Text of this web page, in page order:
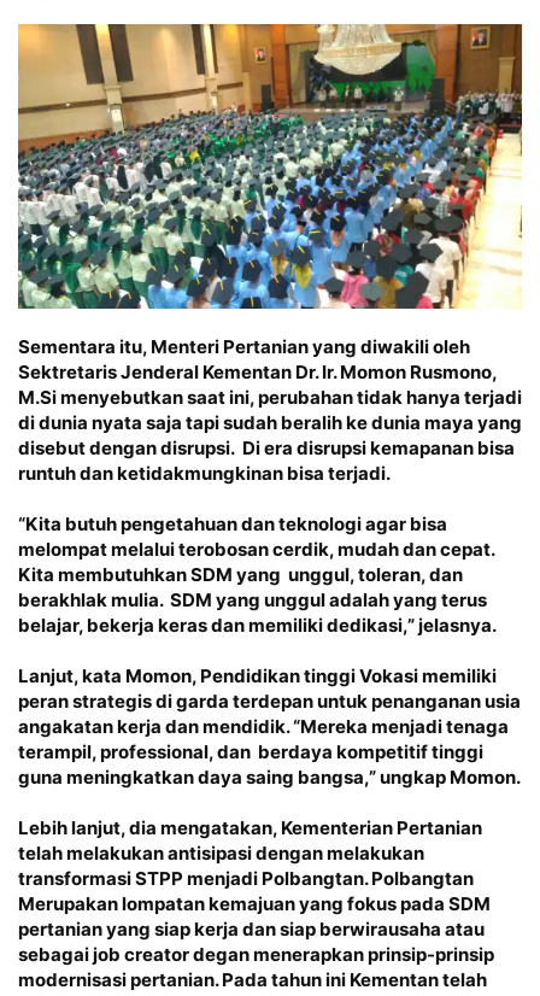
Sementara itu, Menteri Pertanian yang diwakili oleh
Sektretaris Jenderal Kementan Dr. Ir. Momon Rusmono,
M.Si menyebutkan saat ini, perubahan tidak hanya terjadi
di dunia nyata saja tapi sudah beralih ke dunia maya yang
disebut dengan disrupsi. Di era disrupsi kemapanan bisa
runtuh dan ketidakmungkinan bisa terjadi.
“Kita butuh pengetahuan dan teknologi agar bisa
melompat melalui terobosan cerdik, mudah dan cepat.
Kita membutuhkan SDM yang unggul, toleran, dan
berakhlak mulia. SDM yang unggul adalah yang terus
belajar, bekerja keras dan memiliki dedikasi,” jelasnya.
Lanjut, kata Momon, Pendidikan tinggi Vokasi memiliki
peran strategis di garda terdepan untuk penanganan usia
angakatan kerja dan mendidik. “Mereka menjadi tenaga
terampil, professional, dan berdaya kompetitif tinggi
guna meningkatkan daya saing bangsa,” ungkap Momon.
Lebih lanjut, dia mengatakan, Kementerian Pertanian
telah melakukan antisipasi dengan melakukan
transformasi STPP menjadi Polbangtan. Polbangtan
Merupakan lompatan kemajuan yang fokus pada SDM
pertanian yang siap kerja dan siap berwirausaha atau
sebagai job creator degan menerapkan prinsip-prinsip
modernisasi pertanian. Pada tahun ini Kementan telah